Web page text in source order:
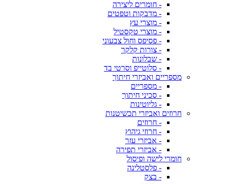
- חומרים ליצירה
- מדבקות וטפטים
- מוצרי עץ
- מוצרי טקסטיל
- פסיפס וחול צבעוני
- צורות קלקר
- שבלונות
- סלוטייפ וסרטי בד
מספריים ואביזרי חיתוך
- מספריים
- סכיני חיתוך
- גליוטינות
חרוזים ואביזרי תכשיטנות
- חרוזים
- חרוזי גיהוץ
- אביזרי עזר
- אביזרי תפירה
חומרי לישה ופיסול
- פלסטלינה
- בצק